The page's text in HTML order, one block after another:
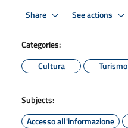
Share See actions
Categories:
Cultura
Turismo
Subjects:
Accesso all'informazione